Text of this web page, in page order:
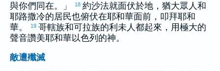
與你們同在。」
18 約沙法就面伏於地， 猶大眾人和
耶路撒冷的居民也俯伏在耶和華面前，叩拜耶和
華。
19 哥轄族和可拉族的利未 人都起來，用極大的
聲音讚美耶和華以色列 的神。
敵遭殲滅